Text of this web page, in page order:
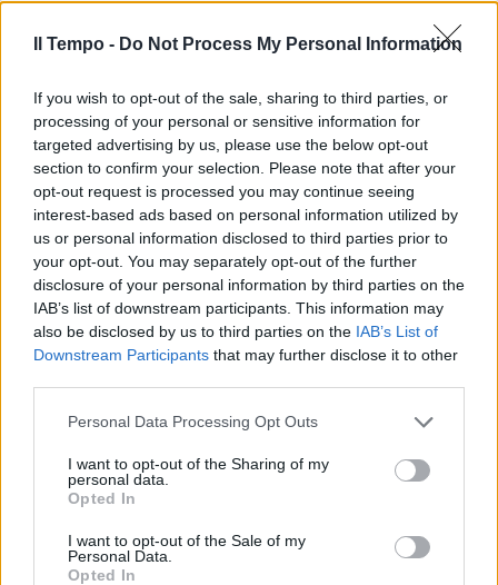
Il Tempo - Do Not Process My Personal Information
If you wish to opt-out of the sale, sharing to third parties, or
processing of your personal or sensitive information for
targeted advertising by us, please use the below opt-out
section to confirm your selection. Please note that after your
opt-out request is processed you may continue seeing
interest-based ads based on personal information utilized by
us or personal information disclosed to third parties prior to
your opt-out. You may separately opt-out of the further
disclosure of your personal information by third parties on the
IAB’s list of downstream participants. This information may
also be disclosed by us to third parties on the IAB’s List of
Downstream Participants that may further disclose it to other
Personal Data Processing Opt Outs
I want to opt-out of the Sharing of my
personal data.
Opted In
I want to opt-out of the Sale of my
Personal Data.
Opted In
“Questi elettori hanno opinioni che non
rappresentanti politici – osserva Ghisleri –
ed evidentemente pensano che la
provocazione degli attivisti sia stata giusta,
ma che fosse necessario anche tutelarli da
eventuali rischi”.
Non meno significativa è la conseguenza
della strategia della sinistra nelle elezioni
regionali, specialmente nelle Marche. Qui
Matteo Ricci, europarlamentare e candidato
Pd, ha scelto di puntare sul riconoscimento
rivelata un boomerang. “Ricci ha puntato il
dito su temi identitari di caratura nazionale e
questo lo ha fatto sentire più lontano dal
localismo delle elezioni regionali”, chiarisce
Ghisleri.